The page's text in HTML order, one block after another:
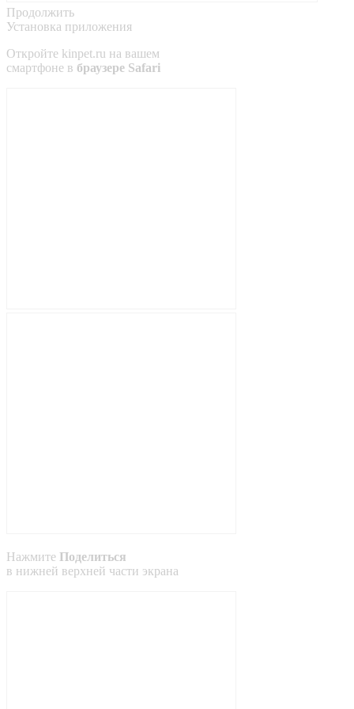
Продолжить
Установка приложения
Откройте kinpet.ru на вашем
смартфоне в браузере Safari
Нажмите Поделиться
в нижней верхней части экрана